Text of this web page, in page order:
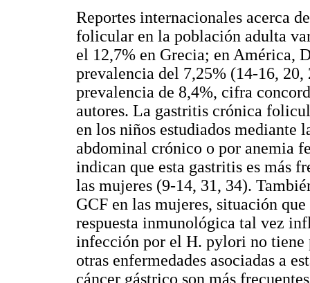
Reportes internacionales acerca
folicular en la población adulta
el 12,7% en Grecia; en América,
prevalencia del 7,25% (14-16,
prevalencia de 8,4%, cifra
autores. La gastritis crónica
en los niños estudiados mediante
abdominal crónico o por anemia
indican que esta gastritis es más
las mujeres (9-14, 31, 34).
GCF en las mujeres, situación
respuesta inmunológica tal vez
infección por el H. pylori no
otras enfermedades asociadas a
cáncer gástrico son más